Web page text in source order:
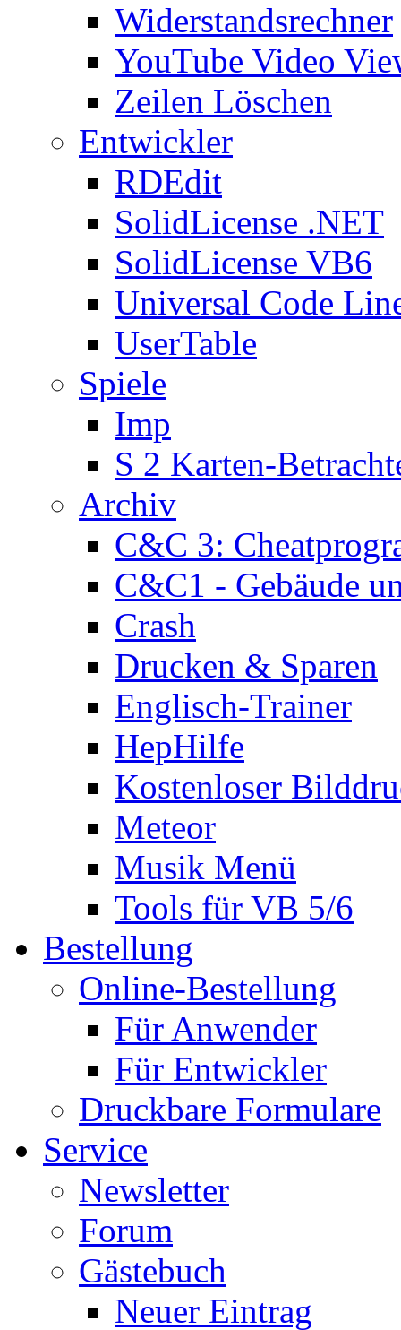
Widerstandsrechner
YouTube Video
Zeilen Löschen
Entwickler
RDEdit
SolidLicense .NET
SolidLicense VB6
Universal Code
UserTable
Spiele
Imp
S 2 Karten-
Archiv
C&C 3:
C&C1 - Gebäude
Crash
Drucken & Sparen
Englisch-Trainer
HepHilfe
Kostenloser
Meteor
Musik Menü
Tools für VB 5/6
Bestellung
Online-Bestellung
Für Anwender
Für Entwickler
Druckbare Formulare
Service
Newsletter
Forum
Gästebuch
Neuer Eintrag